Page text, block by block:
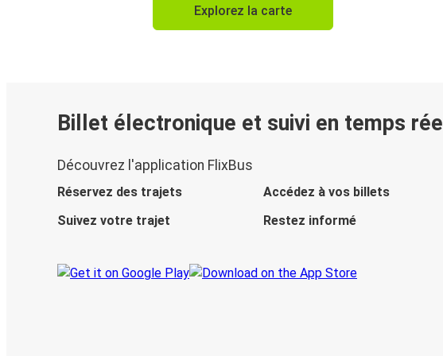
Explorez la carte
Billet électronique et suivi en temps réel
Découvrez l'application FlixBus
Réservez des trajets
Accédez à vos billets
Suivez votre trajet
Restez informé